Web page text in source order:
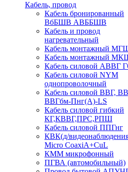
Кабель, провод
Кабель бронированный
ВбБШВ АВББШВ
Кабель и провод
нагревательный
Кабель монтажный
Кабель монтажный
Кабель силовой АВВГ
Кабель силовой NYM
однопроволочный
Кабель силовой ВВГ,
ВВГбм-Пнг(А)-LS
Кабель силовой гибкий
КГ,КВВГ,ПРС,РПШ
Кабель силовой ППГнг
КВК(д/
Micro CoaxiA+CuL
КММ микрофонный
ПГВА (автомобильный)